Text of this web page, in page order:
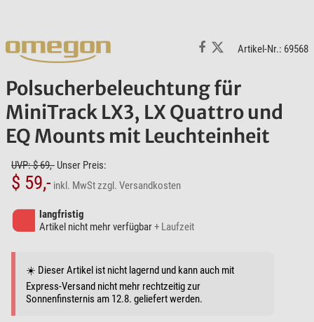
Artikel-Nr.: 69568
Polsucherbeleuchtung für
MiniTrack LX3, LX Quattro und
EQ Mounts mit Leuchteinheit
UVP: $ 69,- Unser Preis:
$ 59,- inkl. MwStzzgl. Versandkosten
langfristig
Artikel nicht mehr verfügbar+ Laufzeit
☀️ Dieser Artikel ist nicht lagernd und kann auch mit
Express-Versand nicht mehr rechtzeitig zur
Sonnenfinsternis am 12.8. geliefert werden.